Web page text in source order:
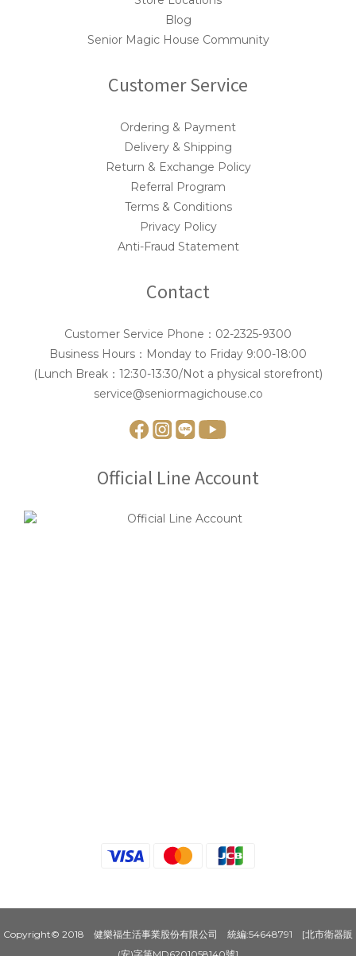
Blog
Senior Magic House Community
Customer Service
Ordering & Payment
Delivery & Shipping
Return & Exchange Policy
Referral Program
Terms & Conditions
Privacy Policy
Anti-Fraud Statement
Contact
Customer Service Phone：02-2325-9300
Business Hours：Monday to Friday 9:00-18:00
(Lunch Break：12:30-13:30/Not a physical storefront)
service@seniormagichouse.co
Official Line Account
Copyright© 2018 健樂福生活事業股份有限公司 統編:54648791 [北市衛器販